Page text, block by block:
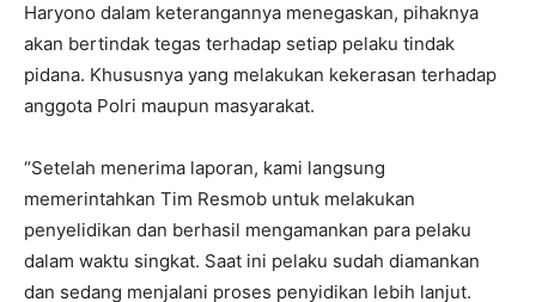
Haryono dalam keterangannya menegaskan, pihaknya
akan bertindak tegas terhadap setiap pelaku tindak
pidana. Khususnya yang melakukan kekerasan terhadap
anggota Polri maupun masyarakat.
“Setelah menerima laporan, kami langsung
memerintahkan Tim Resmob untuk melakukan
penyelidikan dan berhasil mengamankan para pelaku
dalam waktu singkat. Saat ini pelaku sudah diamankan
dan sedang menjalani proses penyidikan lebih lanjut.